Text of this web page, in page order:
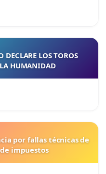
DECLARE LOS TOROS
HUMANIDAD
por fallas técnicas de
impuestos